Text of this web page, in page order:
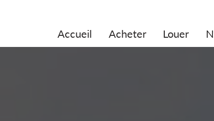
accueil acheter louer